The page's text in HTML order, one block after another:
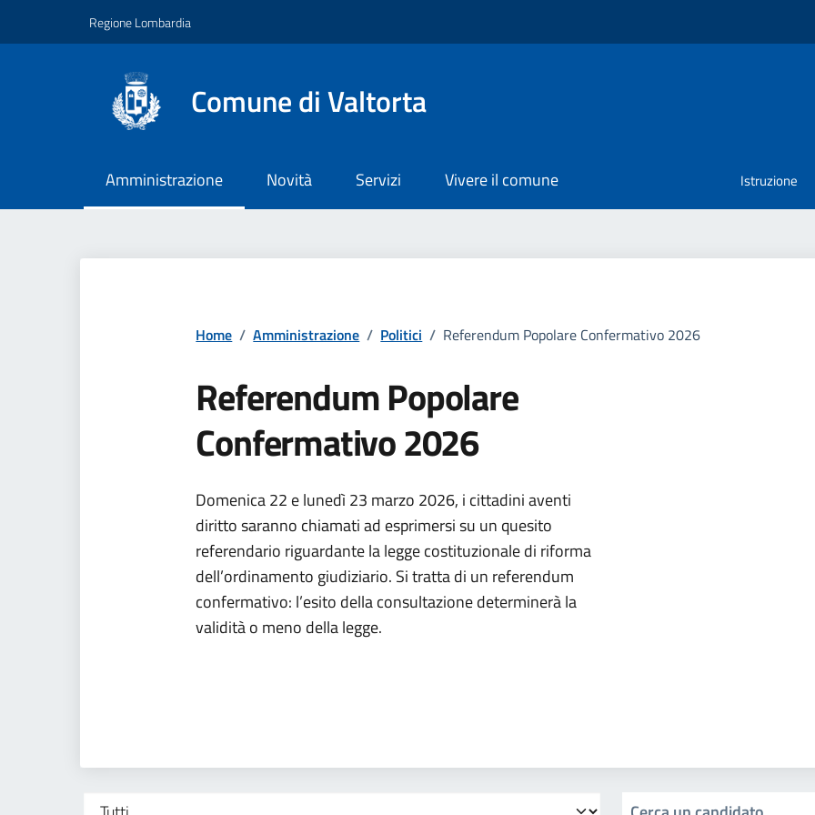
Regione Lombardia
Comune di Valtorta
Amministrazione Novità Servizi Vivere il comune Istruzione
Dettagli
Home / Amministrazione / Politici / Referendum Popolare Confermativo 2026
Referendum Popolare
Confermativo 2026
Domenica 22 e lunedì 23 marzo 2026, i cittadini aventi
diritto saranno chiamati ad esprimersi su un quesito
referendario riguardante la legge costituzionale di riforma
dell’ordinamento giudiziario. Si tratta di un referendum
confermativo: l’esito della consultazione determinerà la
validità o meno della legge.